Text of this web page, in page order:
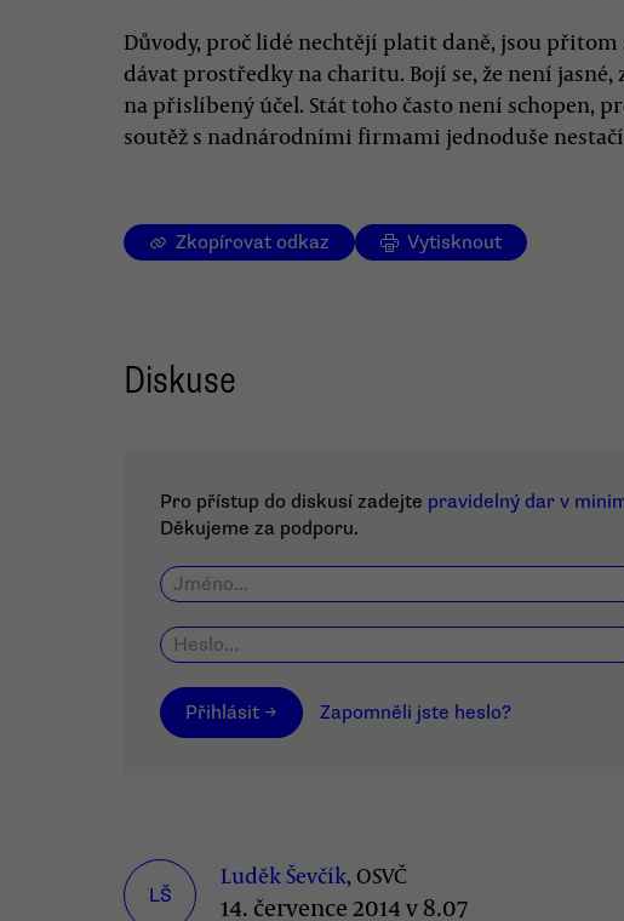
Důvody, proč lidé nechtějí platit daně, jsou přitom
dávat prostředky na charitu. Bojí se, že není jasné,
na přislíbený účel. Stát toho často není schopen,
soutěž s nadnárodními firmami jednoduše
Zkopírovat odkaz Vytisknout
Diskuse
Pro přístup do diskusí zadejte pravidelný dar v
Děkujeme za podporu.
Přihlásit → Zapomněli jste heslo?
LŠ
Luděk Ševčík, OSVČ
14. července 2014 v 8.07